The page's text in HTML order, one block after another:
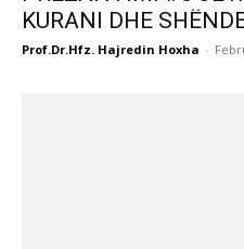
KURANI DHE
Prof.Dr.Hfz. Hajredin Hoxha -